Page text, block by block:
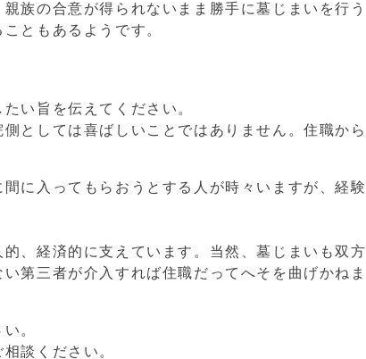
親族の合意が得られないまま勝手に墓じまいを行う
ともあるようです。
い旨を伝えてください。
側としては喜ばしいことではありません。住職から
に入ってもらおうとする人が時々いますが、経験
、経済的に支えています。当然、墓じまいも双方
第三者が介入すれば住職だってへそを曲げかねま
。
相談ください。